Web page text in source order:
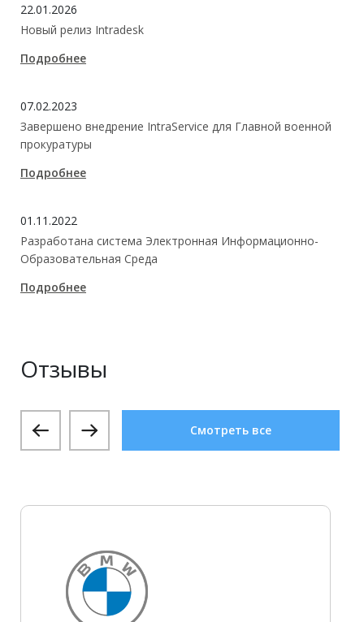
22.01.2026
Новый релиз Intradesk
Подробнее
07.02.2023
Завершено внедрение IntraService для Главной военной
прокуратуры
Подробнее
01.11.2022
Разработана система Электронная Информационно-
Образовательная Среда
Подробнее
Отзывы
Смотреть все